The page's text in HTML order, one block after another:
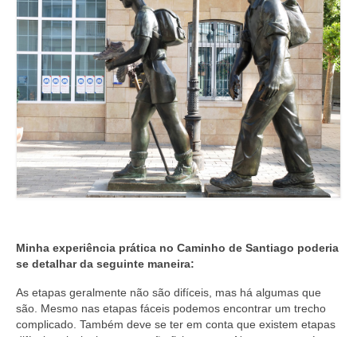
Minha experiência prática no Caminho de Santiago poderia
se detalhar da seguinte maneira:
As etapas geralmente não são difíceis, mas há algumas que
são. Mesmo nas etapas fáceis podemos encontrar um trecho
complicado. Também deve se ter em conta que existem etapas